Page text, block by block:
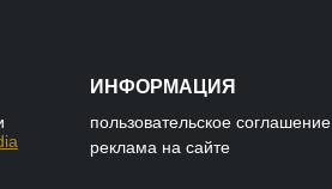
ИНФОРМАЦИЯ
пользовательское соглашение
реклама на сайте